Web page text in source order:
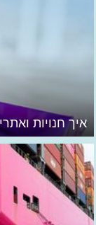
איך חנויות